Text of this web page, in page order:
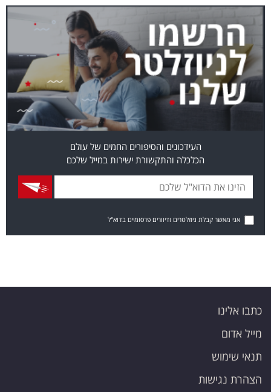
העידכונים והסיפורים החמים של עולם
הכלכלה והתקשורת ישירות במייל שלכם
אני מאשר קבלת ניוזלטרים ודיוורים פרסומיים בדוא"ל
כתבו אלינו
מייל אדום
תנאי שימוש
הצהרת נגישות